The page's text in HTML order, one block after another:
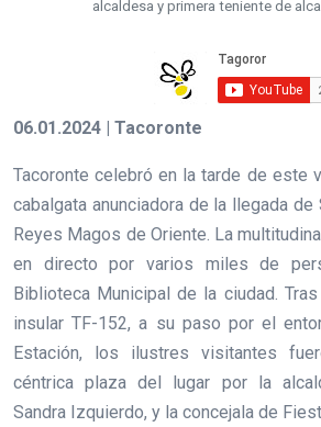
alcaldesa y primera teniente de
06.01.2024 | Tacoronte
Tacoronte celebró en la tarde de este
cabalgata anunciadora de la llegada
Reyes Magos de Oriente. La
en directo por varios miles de
Biblioteca Municipal de la ciudad.
insular TF-152, a su paso por el
Estación, los ilustres visitantes
céntrica plaza del lugar por la
Sandra Izquierdo, y la concejala de